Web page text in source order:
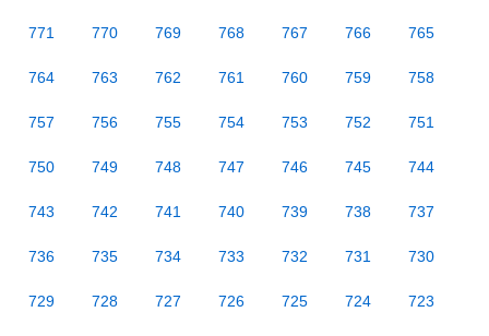
771 770 769 768 767 766 765
764 763 762 761 760 759 758
757 756 755 754 753 752 751
750 749 748 747 746 745 744
743 742 741 740 739 738 737
736 735 734 733 732 731 730
729 728 727 726 725 724 723